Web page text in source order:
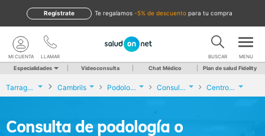
te regalamos -5% de descuento para tu compra
Regístrate
LLAMAR
MI CUENTA BUSCAR MENU
Especialidades Videoconsulta Chat Médico Plan de salud Fidelity
Tarragona Cambrils Podología Consulta de podología o quiropodia Centro Médico Posit Salud
Consulta de podología o